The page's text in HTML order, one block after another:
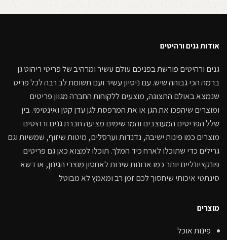
אודות גנים ורהיטים
גנים ורהיטים פורשת בפניכם עולם עשיר ומרהיב של פריטי ריהוט גן
ברמה הכי גבוהה שיש. עם ניסיון עשיר ועם תשומת לב רבה לכל פריט
שנמצא באולם התצוגה, מוצעים ללקוחות החברה מגוון פריטים
ומוצרים שיהפכו את הגן או את המרפסת לגן עדן קטן ואינטימי. בין
שלל הפריטים המעוצבים והמרשימים מציעה חברת גנים ורהיטים
מוצרים כמו פינות ישיבה, נדנדות וערסלים, מיטות שיזוף, שמשיות וגם
גרילים כדי שתוכלו לארח כיד המלך. תוכלו למצוא כאן גם פריטים
פונקציונליים יותר כמו ארונות שירות לאחסון מוצרי הגינון, או דשא
סינתטי איכותי שיחסוך לכם זמן רב ומאמץ לא מבוטל.
מוצרים
פינות אוכל